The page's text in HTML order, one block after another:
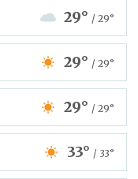
29° / 29°
29° / 29°
29° / 29°
33° / 33°